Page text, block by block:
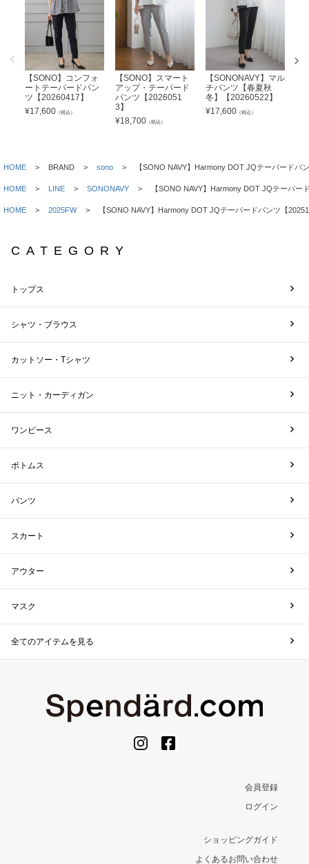
【SONO】コンフォ
ートテーパードパン
ツ【20260417】
¥17,600 （税込）
【SONO】スマート
アップ・テーパード
パンツ【2026051
3】
¥18,700 （税込）
【SONONAVY】マル
チパンツ【春夏秋
冬】【20260522】
¥17,600 （税込）
HOME BRAND sono 【SONO NAVY】Harmony DOT JQテーパードパ
HOME LINE SONONAVY 【SONO NAVY】Harmony DOT JQテーパー
HOME 2025FW 【SONO NAVY】Harmony DOT JQテーパードパンツ【
CATEGORY
トップス
シャツ・ブラウス
カットソー・Tシャツ
ニット・カーディガン
ワンピース
ボトムス
パンツ
スカート
アウター
マスク
全てのアイテムを見る
会員登録
ログイン
ショッピングガイド
よくあるお問い合わせ